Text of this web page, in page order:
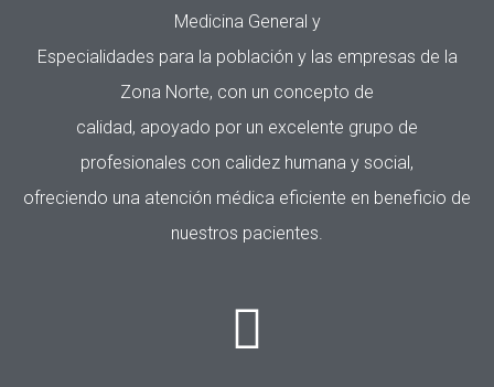
Medicina General y
Especialidades para la población y las empresas de la
Zona Norte, con un concepto de
calidad, apoyado por un excelente grupo de
profesionales con calidez humana y social,
ofreciendo una atención médica eficiente en beneficio de
nuestros pacientes.